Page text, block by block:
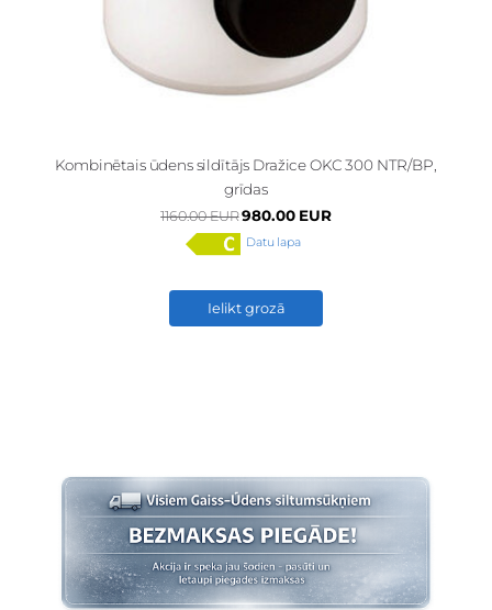
Kombinētais ūdens sildītājs Dražice OKC 300 NTR/BP,
grīdas
1160.00 EUR980.00 EUR
Datu lapa
Ielikt grozā